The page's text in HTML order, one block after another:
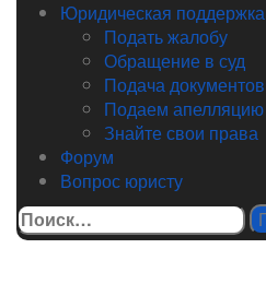
Юридическая поддержка
Подать жалобу
Обращение в суд
Подача документов
Подаем апелляцию
Знайте свои права
Форум
Вопрос юристу
Найти: